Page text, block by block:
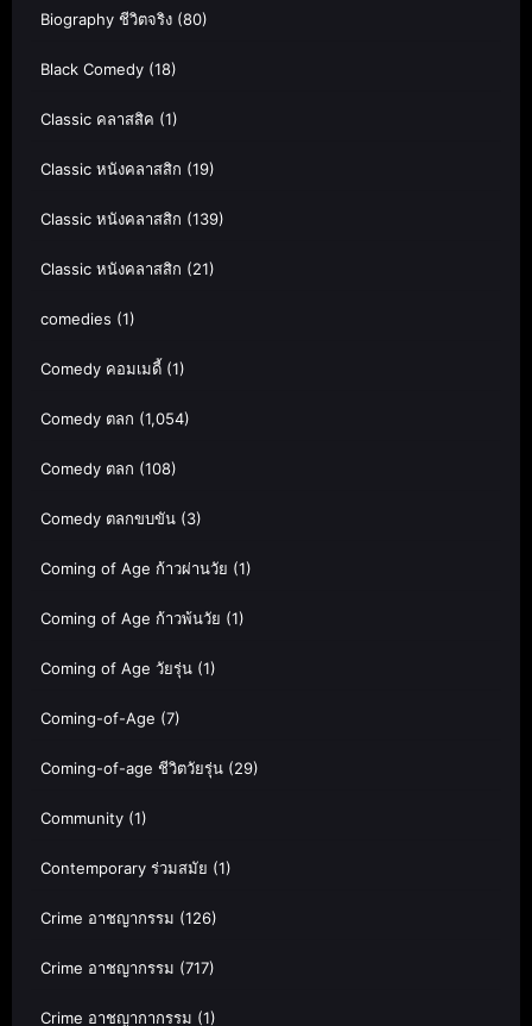
Biography ชีวิตจริง (80)
Black Comedy (18)
Classic คลาสสิค (1)
Classic หนังคลาสสิก (19)
Classic หนังคลาสสิก (139)
Classic หนังคลาสสิก (21)
comedies (1)
Comedy คอมเมดี้ (1)
Comedy ตลก (1,054)
Comedy ตลก (108)
Comedy ตลกขบขัน (3)
Coming of Age ก้าวผ่านวัย (1)
Coming of Age ก้าวพ้นวัย (1)
Coming of Age วัยรุ่น (1)
Coming-of-Age (7)
Coming-of-age ชีวิตวัยรุ่น (29)
Community (1)
Contemporary ร่วมสมัย (1)
Crime อาชญากรรม (126)
Crime อาชญากรรม (717)
Crime อาชญากากรรม (1)